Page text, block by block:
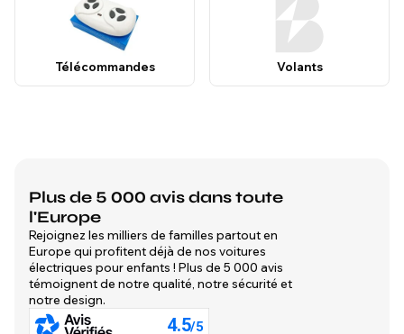
Télécommandes Volants
Plus de 5 000 avis dans toute
l'Europe
Rejoignez les milliers de familles partout en
Europe qui profitent déjà de nos voitures
électriques pour enfants ! Plus de 5 000 avis
témoignent de notre qualité, notre sécurité et
notre design.